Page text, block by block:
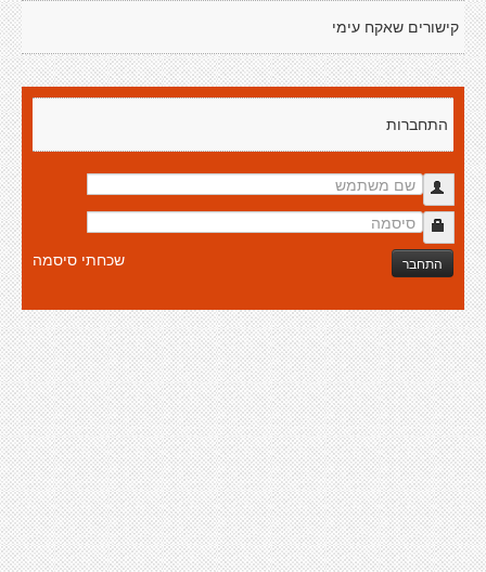
קישורים שאקח עימי
התחברות
התחבר שכחתי סיסמה